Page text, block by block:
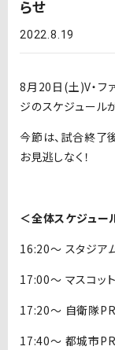
らせ
2022.8.19
8月20日(土)V・フ
ジのスケジュール
今節は、試合終了
お見逃しなく！
＜全体スケジュー
16:20～ スタジア
17:00～ マスコッ
17:20～ 自衛隊
17:40～ 都城市